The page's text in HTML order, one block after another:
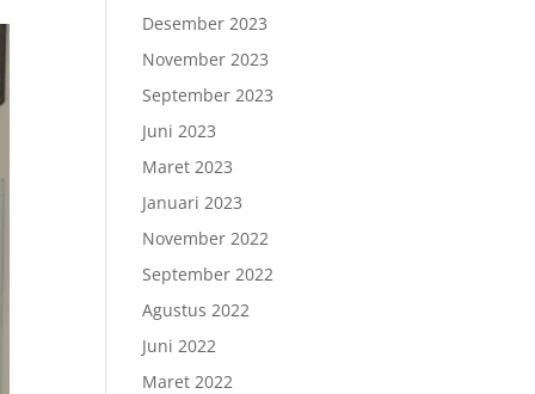
Desember 2023
November 2023
September 2023
Juni 2023
Maret 2023
Januari 2023
November 2022
September 2022
Agustus 2022
Juni 2022
Maret 2022